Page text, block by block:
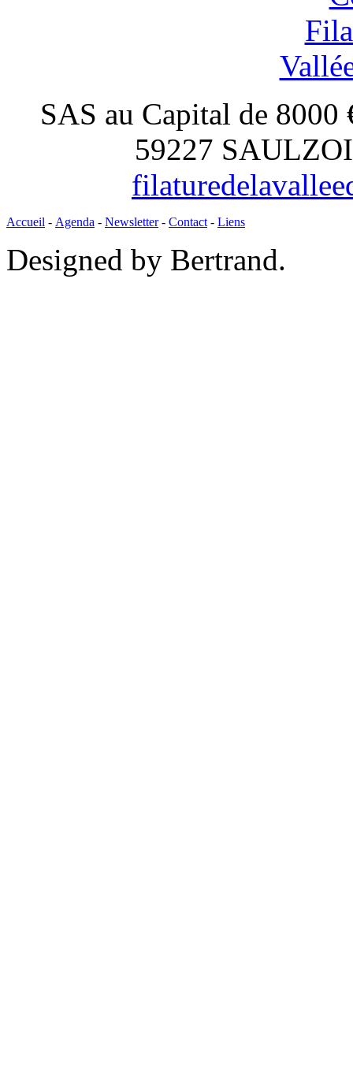
SAS au Capital de
59227
Accueil - Agenda - Newsletter- Contact - Liens
Designed by Bertrand.